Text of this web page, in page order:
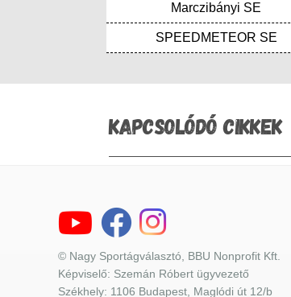
Marczibányi SE
SPEEDMETEOR SE
KAPCSOLÓDÓ CIKKEK
© Nagy Sportágválasztó, BBU Nonprofit Kft.
Képviselő: Szemán Róbert ügyvezető
Székhely: 1106 Budapest, Maglódi út 12/b